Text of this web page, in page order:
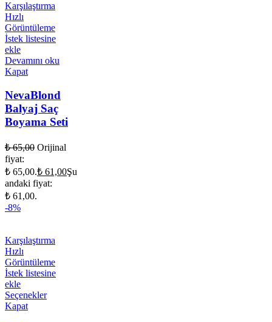
Karşılaştırma
Hızlı
Görüntüleme
İstek listesine
ekle
Devamını oku
Kapat
NevaBlond
Balyaj Saç
Boyama Seti
₺65,00 Orijinal
fiyat:
₺ 65,00.₺ 61,00Şu
andaki fiyat:
₺ 61,00.
-8%
Karşılaştırma
Hızlı
Görüntüleme
İstek listesine
ekle
Seçenekler
Kapat